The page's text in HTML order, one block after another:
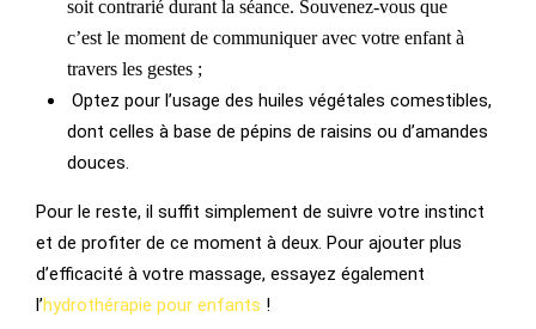
soit contrarié durant la séance. Souvenez-vous que
c’est le moment de communiquer avec votre enfant à
travers les gestes ;
Optez pour l’usage des huiles végétales comestibles,
dont celles à base de pépins de raisins ou d’amandes
douces.
Pour le reste, il suffit simplement de suivre votre instinct
et de profiter de ce moment à deux. Pour ajouter plus
d’efficacité à votre massage, essayez également
l’hydrothérapie pour enfants !